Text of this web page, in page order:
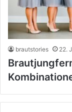
brautstories 22.